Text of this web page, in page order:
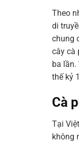
Theo
di
chung
cây cà
ba
thế kỷ
Cà
Tại
không